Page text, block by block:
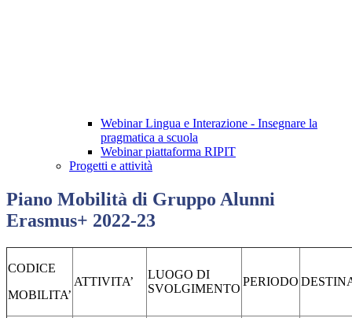
Webinar Lingua e Interazione - Insegnare la
pragmatica a scuola
Webinar piattaforma RIPIT
Progetti e attività
Piano Mobilità di Gruppo Alunni
Erasmus+ 2022-23
CODICE
MOBILITA’
ATTIVITA’
LUOGO DI
SVOLGIMENTO
PERIODO